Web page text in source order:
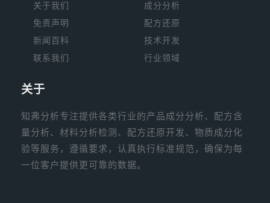
关于我们
免责声明
新闻 百科
联系我们
成分分析
配方还原
技术开发
行业领域
关于
知弗分析专注提供各类行业的产品成分分析、配方含
量分析、材料分析检测、配方还原开发、物质成分化
验等服务，遵循要求，认真执行标准规范，确保为每
一位客户提供更可靠的数据。